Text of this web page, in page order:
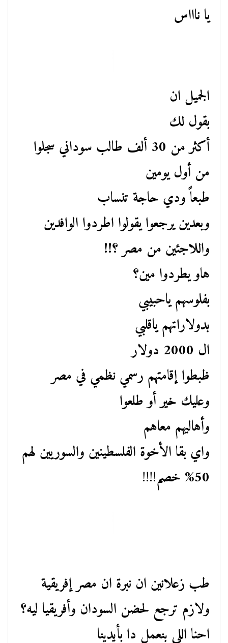
يا ناااس
الجميل ان
بقول لك
أكثر من 30 ألف طالب سوداني سجلوا
من أول يومين
طبعاً ودي حاجة تنساب
وبعدين يرجعوا يقولوا اطردوا الوافدين
واللاجئين من مصر ؟!!
هاو يطردوا مين؟
بفلوسهم ياحبيبي
بدولاراتهم ياقلبي
ال 2000 دولار
ظبطوا إقامتهم رسمي نظمي في مصر
وعليك خير أو طلعوا
وأهاليهم معاهم
واي بقا الأخوة الفلسطينين والسوريين لهم
50% خصم
!!!!
طب زعلانين ان نبرة ان مصر إفريقية
ولازم ترجع لحضن السودان وأفريقيا ليه؟
احنا اللي بنعمل دا بأيدينا